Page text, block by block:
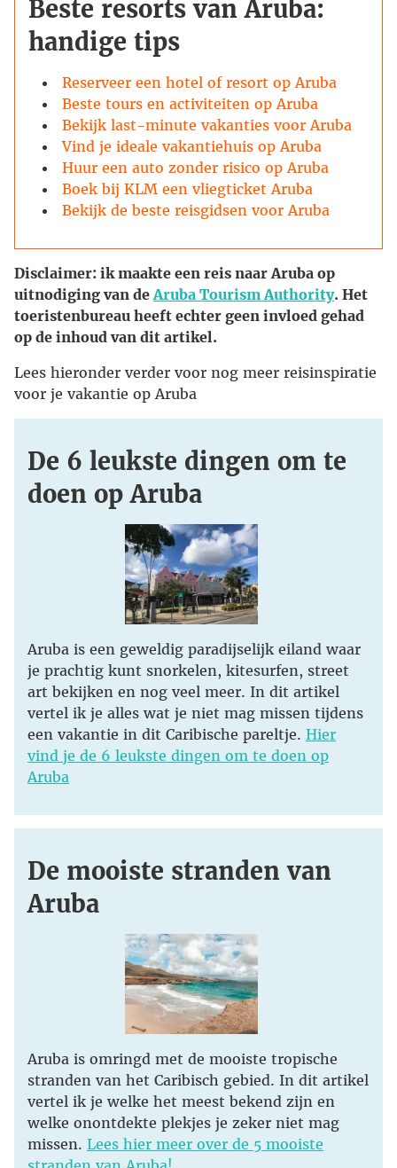
Beste resorts van Aruba:
handige tips
Reserveer een hotel of resort op Aruba
Beste tours en activiteiten op Aruba
Bekijk last-minute vakanties voor Aruba
Vind je ideale vakantiehuis op Aruba
Huur een auto zonder risico op Aruba
Boek bij KLM een vliegticket Aruba
Bekijk de beste reisgidsen voor Aruba
Disclaimer: ik maakte een reis naar Aruba op
uitnodiging van deAruba Tourism Authority. Het
toeristenbureau heeft echter geen invloed gehad
op de inhoud van dit artikel.
Lees hieronder verder voor nog meer reisinspiratie
voor je vakantie op Aruba
De 6 leukste dingen om te
doen op Aruba
Aruba is een geweldig paradijselijk eiland waar
je prachtig kunt snorkelen, kitesurfen, street
art bekijken en nog veel meer. In dit artikel
vertel ik je alles wat je niet mag missen tijdens
een vakantie in dit Caribische pareltje. Hier
vind je de 6 leukste dingen om te doen op
Aruba
De mooiste stranden van
Aruba
Aruba is omringd met de mooiste tropische
stranden van het Caribisch gebied. In dit artikel
vertel ik je welke het meest bekend zijn en
welke onontdekte plekjes je zeker niet mag
missen. Lees hier meer over de 5 mooiste